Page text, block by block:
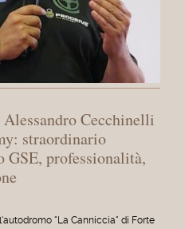
Cecchinelli
straordinario
GSE, professionalità,
"La Canniccia" di Forte